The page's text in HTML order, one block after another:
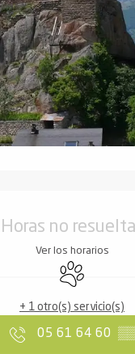
Horas no
Ver los horarios
Se aceptan
+ 1 otro(s) servicio(s)
05 61 64 60 ▒▒